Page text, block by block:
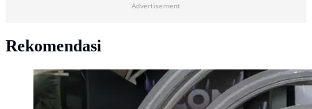
Advertisement
Rekomendasi